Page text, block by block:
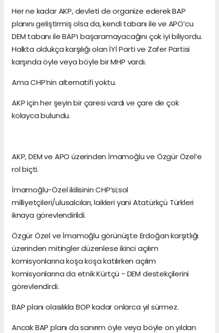
Her ne kadar AKP, devleti de organize ederek BAP
planını geliştirmiş olsa da, kendi tabanı ile ve APO’cu
DEM tabanı ile BAP’ı başaramayacağını çok iyi biliyordu.
Halkta oldukça karşılığı olan İYİ Parti ve Zafer Partisi
karşında öyle veya böyle bir MHP vardı.
Ama CHP’nin alternatifi yoktu.
AKP için her şeyin bir çaresi vardı ve çare de çok
kolayca bulundu.
AKP, DEM ve APO üzerinden İmamoğlu ve Özgür Özel’e
rol biçti.
İmamoğlu-Özel ikilisinin CHP’si;sol
milliyetçileri/ulusalcıları, laikleri yani Atatürkçü Türkleri
iknaya görevlendirildi.
Özgür Özel ve İmamoğlu görünüşte Erdoğan karşıtlığı
üzerinden mitingler düzenlese ikinci açılım
komisyonlarına koşa koşa katılırken açılım
komisyonlarına da etnik Kürtçü - DEM destekçilerini
görevlendirdi.
BAP planı olasılıkla BOP kadar onlarca yıl sürmez.
Ancak BAP planı da sanırım öyle veya böyle on yıldan